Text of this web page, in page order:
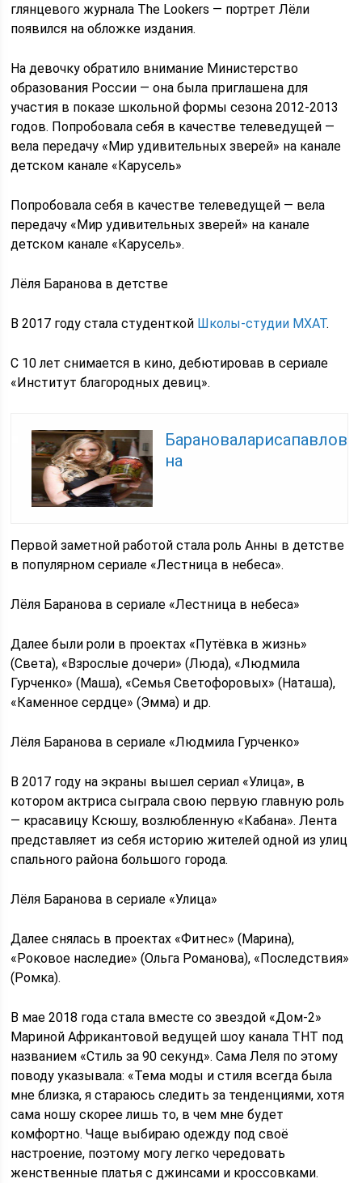
глянцевого журнала The Lookers — портрет Лёли
появился на обложке издания.
На девочку обратило внимание Министерство
образования России — она была приглашена для
участия в показе школьной формы сезона 2012-2013
годов. Попробовала себя в качестве телеведущей —
вела передачу «Мир удивительных зверей» на канале
детском канале «Карусель»
Попробовала себя в качестве телеведущей — вела
передачу «Мир удивительных зверей» на канале
детском канале «Карусель».
Лёля Баранова в детстве
В 2017 году стала студенткой Школы-студии МХАТ.
С 10 лет снимается в кино, дебютировав в сериале
«Институт благородных девиц».
Барановаларисапавлов
на
Первой заметной работой стала роль Анны в детстве
в популярном сериале «Лестница в небеса».
Лёля Баранова в сериале «Лестница в небеса»
Далее были роли в проектах «Путёвка в жизнь»
(Света), «Взрослые дочери» (Люда), «Людмила
Гурченко» (Маша), «Семья Светофоровых» (Наташа),
«Каменное сердце» (Эмма) и др.
Лёля Баранова в сериале «Людмила Гурченко»
В 2017 году на экраны вышел сериал «Улица», в
котором актриса сыграла свою первую главную роль
— красавицу Ксюшу, возлюбленную «Кабана». Лента
представляет из себя историю жителей одной из улиц
спального района большого города.
Лёля Баранова в сериале «Улица»
Далее снялась в проектах «Фитнес» (Марина),
«Роковое наследие» (Ольга Романова), «Последствия»
(Ромка).
В мае 2018 года стала вместе со звездой «Дом-2»
Мариной Африкантовой ведущей шоу канала ТНТ под
названием «Стиль за 90 секунд». Сама Леля по этому
поводу указывала: «Тема моды и стиля всегда была
мне близка, я стараюсь следить за тенденциями, хотя
сама ношу скорее лишь то, в чем мне будет
комфортно. Чаще выбираю одежду под своё
настроение, поэтому могу легко чередовать
женственные платья с джинсами и кроссовками.